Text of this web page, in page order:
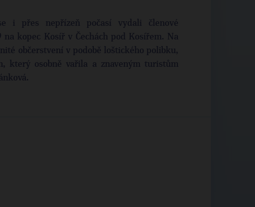
i přes nepřízeň počasí vydali členové
na kopec Kosíř v Čechách pod Kosířem. Na
občerstvení v podobě loštického polibku,
který osobně vařila a znaveným turistům